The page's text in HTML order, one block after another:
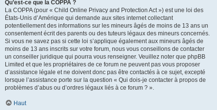
Qu’est-ce que la COPPA ?
La COPPA (pour « Child Online Privacy and Protection Act ») est une loi des
États-Unis d’Amérique qui demande aux sites internet collectant
potentiellement des informations sur les mineurs âgés de moins de 13 ans un
consentement écrit des parents ou des tuteurs légaux des mineurs concernés.
Si vous ne savez pas si cette loi s’applique également aux mineurs âgés de
moins de 13 ans inscrits sur votre forum, nous vous conseillons de contacter
un conseiller juridique qui pourra vous renseigner. Veuillez noter que phpBB
Limited et que les propriétaires de ce forum ne peuvent pas vous proposer
d’assistance légale et ne doivent donc pas être contactés à ce sujet, excepté
lorsque l’assistance porte sur la question « Qui dois-je contacter à propos de
problèmes d’abus ou d’ordres légaux liés à ce forum ? ».
Haut